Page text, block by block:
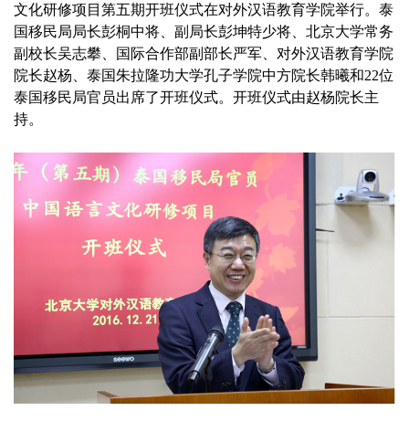
文化研修项目第五期开班仪式在对外汉语教育学院举行。泰
国移民局局长彭桐中将、副局长彭坤特少将、北京大学常务
副校长吴志攀、国际合作部副部长严军、对外汉语教育学院
院长赵杨、泰国朱拉隆功大学孔子学院中方院长韩曦和22位
泰国移民局官员出席了开班仪式。开班仪式由赵杨院长主
持。